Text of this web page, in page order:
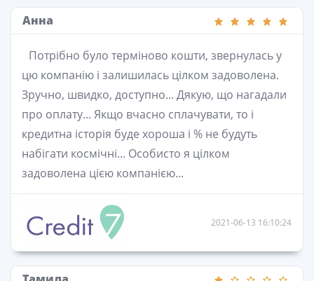
Анна
Потрібно було терміново кошти, звернулась у
цю компанію і залишилась цілком задоволена.
Зручно, швидко, доступно... Дякую, що нагадали
про оплату... Якщо вчасно сплачувати, то і
кредитна історія буде хороша і % не будуть
набігати космічні... Особисто я цілком
задоволена цією компанією...
2021-06-13 16:10:24